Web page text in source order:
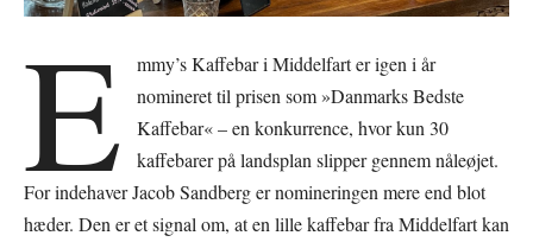
E
mmy’s Kaffebar i Middelfart er igen i år
nomineret til prisen som »Danmarks Bedste
Kaffebar« – en konkurrence, hvor kun 30
kaffebarer på landsplan slipper gennem nåleøjet.
For indehaver Jacob Sandberg er nomineringen mere end blot
hæder. Den er et signal om, at en lille kaffebar fra Middelfart kan